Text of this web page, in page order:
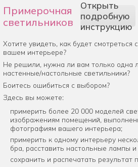
Примерочная
светильников
Открыть
подробную
инструкцию
Хотите увидеть, как будет смотреться
вашем интерьере?
Не решили, нужна ли вам только одна
настенные/настольные светильники?
Боитесь ошибиться с выбором?
Здесь вы можете:
примерить более 20 000 моделей
изображениям помещений,
фотографиям вашего интерьера;
примерить к одному интерьеру
бра, расставить настольные лампы
сохранить и распечатать результат